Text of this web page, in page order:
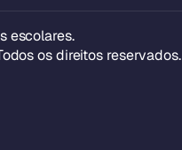
escolares.
os direitos reservados.